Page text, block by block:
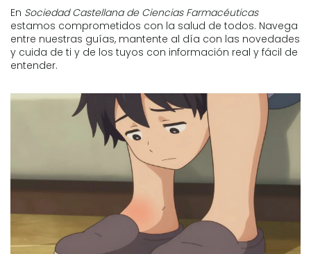
En Sociedad Castellana de Ciencias Farmacéuticas
estamos comprometidos con la salud de todos. Navega
entre nuestras guías, mantente al día con las novedades
y cuida de ti y de los tuyos con información real y fácil de
entender.